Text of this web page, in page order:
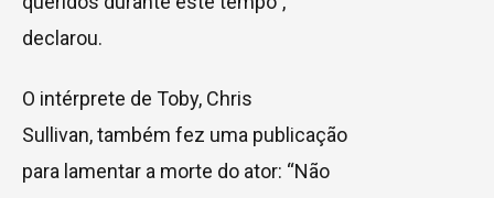
declarou.
O intérprete de Toby, Chris
Sullivan, também fez uma publicação
para lamentar a morte do ator: “Não